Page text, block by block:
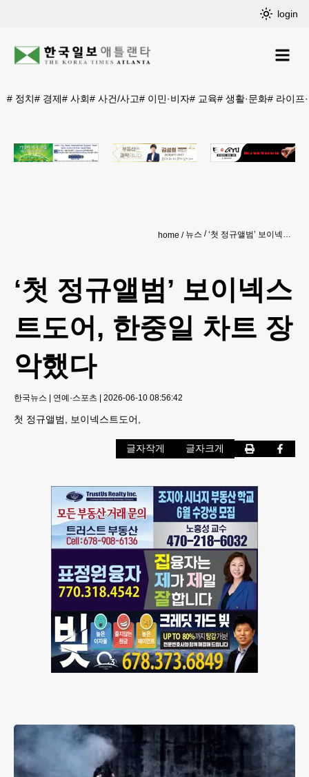
login
# 정치# 경제# 사회# 사건/사고# 이민·비자# 교육# 생활·문화# 라이프
home 뉴스 ‘첫 정규앨범’ 보이넥스트도어, 한중일 차트 장악했다
‘첫 정규앨범’ 보이넥스
트도어, 한중일 차트 장
악했다
한국뉴스 | 연예·스포츠 | 2026-06-10 08:56:42
첫 정규앨범, 보이넥스트도어,
글자작게 글자크게